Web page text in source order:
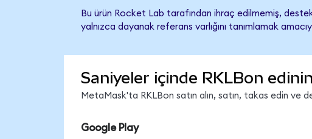
Bu ürün Rocket Lab tarafından ihraç edilmemiş,
yalnızca dayanak referans varlığını tanımlamak
Saniyeler içinde RKLBon edinin
MetaMask'ta RKLBon satın alın, satın, takas edin ve
Google Play